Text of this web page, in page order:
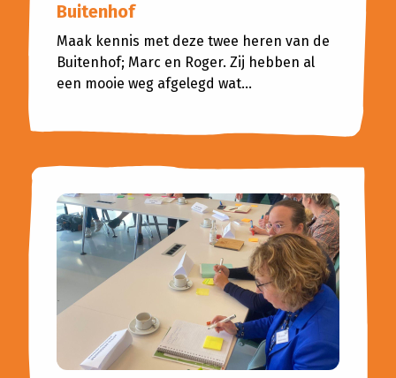
Buitenhof
Maak kennis met deze twee heren van de
Buitenhof; Marc en Roger. Zij hebben al
een mooie weg afgelegd wat...